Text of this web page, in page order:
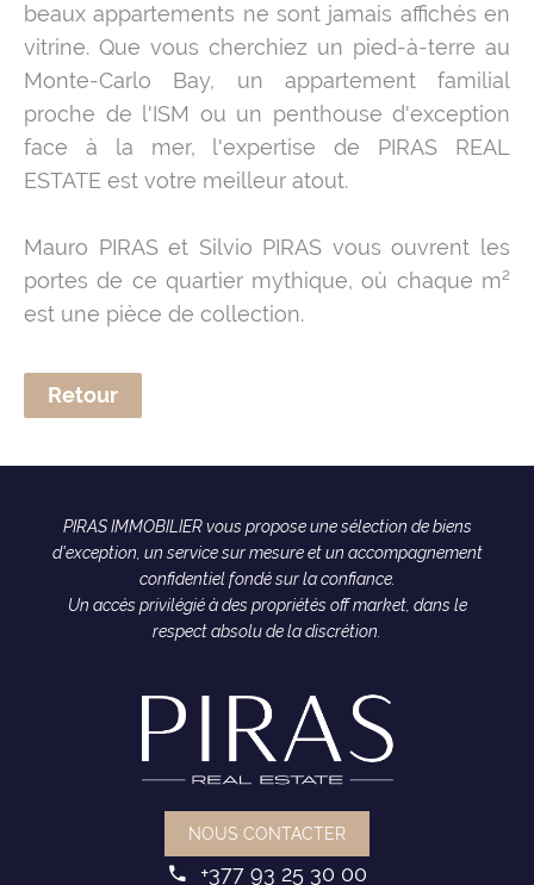
beaux appartements ne sont jamais affichés en
vitrine. Que vous cherchiez un pied-à-terre au
Monte-Carlo Bay, un appartement familial
proche de l'ISM ou un penthouse d'exception
face à la mer, l'expertise de PIRAS REAL
ESTATE est votre meilleur atout.
Mauro PIRAS et Silvio PIRAS vous ouvrent les
portes de ce quartier mythique, où chaque m²
est une pièce de collection.
Retour
PIRAS IMMOBILIER vous propose une sélection de biens
d'exception, un service sur mesure et un accompagnement
confidentiel fondé sur la confiance.
Un accès privilégié à des propriétés off market, dans le
respect absolu de la discrétion.
NOUS CONTACTER
+377 93 25 30 00